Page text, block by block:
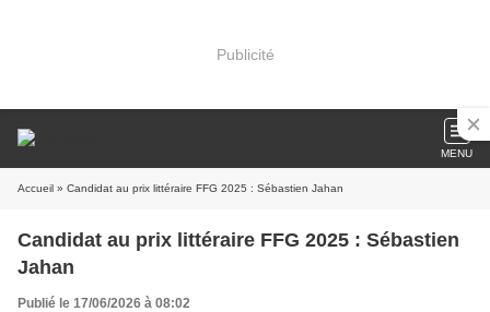
Publicité
MENU
Accueil » Candidat au prix littéraire FFG 2025 : Sébastien Jahan
Candidat au prix littéraire FFG 2025 : Sébastien
Jahan
Publié le 17/06/2026 à 08:02